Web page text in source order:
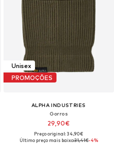
Unisex
PROMOÇÕES
ALPHA INDUSTRIES
Gorros
29,90€
Preço original: 34,90€
Último preço mais baixo:31,41€-4%